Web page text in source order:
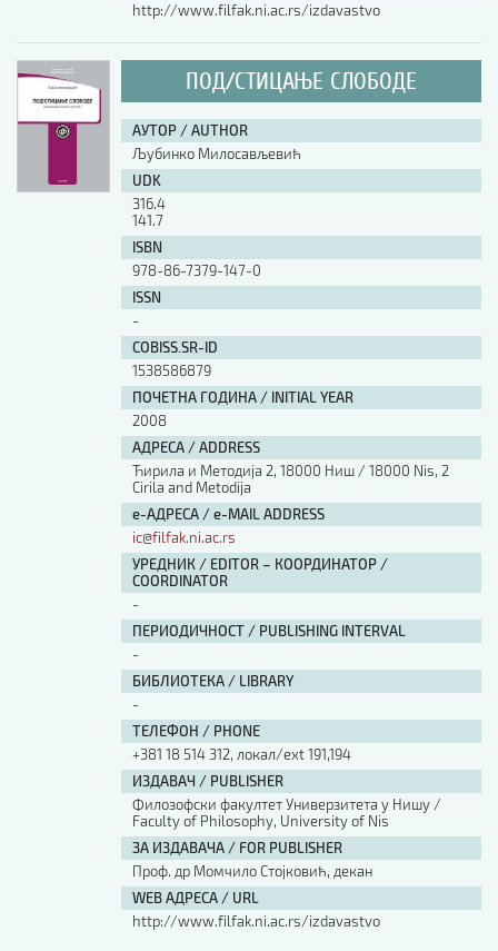
http://www.filfak.ni.ac.rs/izdavastvo
ПОД/СТИЦАЊЕ СЛОБОДЕ
АУТОР / AUTHOR
Љубинко Милосављевић
UDK
316.4
141.7
ISBN
978-86-7379-147-0
ISSN
-
COBISS.SR-ID
1538586879
ПОЧЕТНА ГОДИНА / INITIAL YEAR
2008
АДРЕСА / ADDRESS
Ћирила и Методија 2, 18000 Ниш / 18000 Nis, 2
Cirila and Metodija
е-АДРЕСА / e-MAIL ADDRESS
ic@filfak.ni.ac.rs
УРЕДНИК / EDITOR – КООРДИНАТОР /
COORDINATOR
-
ПЕРИОДИЧНОСТ / PUBLISHING INTERVAL
-
БИБЛИОТЕКА / LIBRARY
-
ТЕЛЕФОН / PHONE
+381 18 514 312, локал/ext 191,194
ИЗДАВАЧ / PUBLISHER
Филозофски факултет Универзитета у Нишу /
Faculty of Philosophy, University of Nis
ЗА ИЗДАВАЧА / FOR PUBLISHER
Проф. др Момчило Стојковић, декан
WEB АДРЕСА / URL
http://www.filfak.ni.ac.rs/izdavastvo